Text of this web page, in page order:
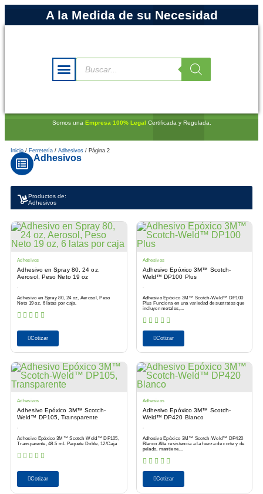
A la Medida de su Necesidad
Somos una Empresa 100% Legal Certificada y Regulada.
Inicio / Ferretería / Adhesivos / Página 2
Adhesivos
Productos de:
Adhesivos
Adhesivos
Adhesivo en Spray 80, 24 oz,
Aerosol, Peso Neto 19 oz
Adhesivo en Spray 80, 24 oz, Aerosol, Peso
Neto 19 oz, 6 latas por caja.
Cotizar
Adhesivos
Adhesivo Epóxico 3M™ Scotch-
Weld™ DP100 Plus
Adhesivo Epóxico 3M™ Scotch-Weld™ DP100
Plus Funciona en una variedad de sustratos que
incluyen metales,...
Cotizar
Adhesivos
Adhesivo Epóxico 3M™ Scotch-
Weld™ DP105, Transparente
Adhesivo Epóxico 3M™ Scotch-Weld™ DP105,
Transparente, 48.5 mL Paquete Doble, 12/Caja
Cotizar
Adhesivos
Adhesivo Epóxico 3M™ Scotch-
Weld™ DP420 Blanco
Adhesivo Epóxico 3M™ Scotch-Weld™ DP420
Blanco Alta resistencia a la fuerza de corte y de
pelado, mantiene...
Cotizar